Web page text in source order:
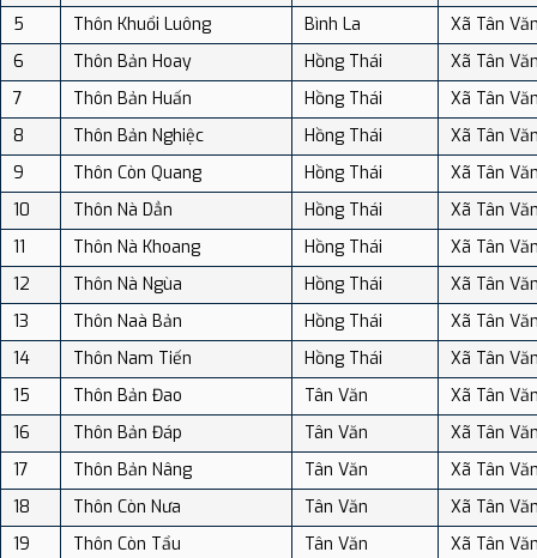
5
Thôn Khuổi Luông Bình La
Xã Tân
6
Thôn Bản Hoay Hồng Thái
Xã Tân
7
Thôn Bản Huấn Hồng Thái
Xã Tân
8
Thôn Bản Nghiệc Hồng Thái
Xã Tân
9
Thôn Còn Quang Hồng Thái
Xã Tân
10
Thôn Nà Dẳn Hồng Thái
Xã Tân
11
Thôn Nà Khoang Hồng Thái
Xã Tân
12
Thôn Nà Ngùa Hồng Thái
Xã Tân
13
Thôn Naà Bản Hồng Thái
Xã Tân
14
Thôn Nam Tiến Hồng Thái
Xã Tân
15
Thôn Bản Đao Tân Văn
Xã Tân
16
Thôn Bản Đáp Tân Văn
Xã Tân
17
Thôn Bản Nâng Tân Văn
Xã Tân
18
Thôn Còn Nưa Tân Văn
Xã Tân
19
Thôn Còn Tẩu Tân Văn
Xã Tân